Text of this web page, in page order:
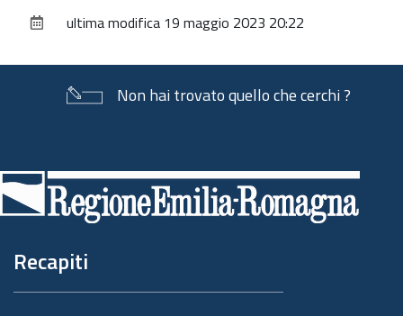
documentoultima modifica 19 maggio 2023 20:22
Non hai trovato quello che cerchi ?
di
pagina
Recapiti